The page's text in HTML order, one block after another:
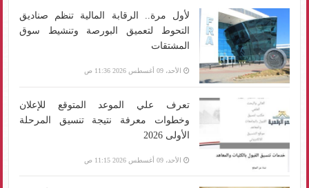
لأول مرة.. الرقابة المالية تنظم صناديق
التحوط لتعميق البورصة وتنشيط سوق
المشتقات
الأحد، 09 أغسطس 2026 11:36 ص
تعرف علي الموعد المتوقع للإعلان
وخطوات معرفة نتيجة تنسيق المرحلة
الأولى 2026
الأحد، 09 أغسطس 2026 11:15 ص